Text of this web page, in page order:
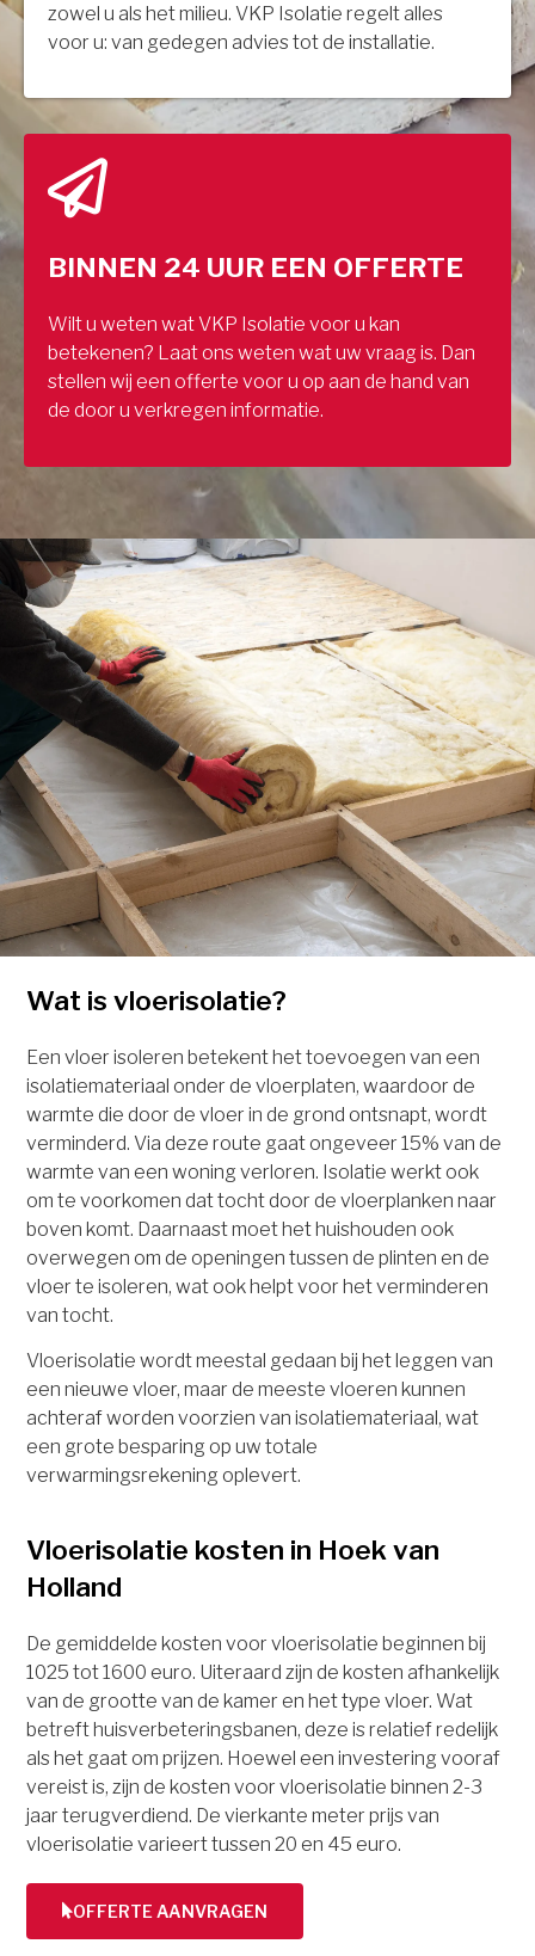
zowel u als het milieu. VKP Isolatie regelt alles
voor u: van gedegen advies tot de installatie.
BINNEN 24 UUR EEN OFFERTE
Wilt u weten wat VKP Isolatie voor u kan
betekenen? Laat ons weten wat uw vraag is. Dan
stellen wij een offerte voor u op aan de hand van
de door u verkregen informatie.
Wat is vloerisolatie?
Een vloer isoleren betekent het toevoegen van een
isolatiemateriaal onder de vloerplaten, waardoor de
warmte die door de vloer in de grond ontsnapt, wordt
verminderd. Via deze route gaat ongeveer 15% van de
warmte van een woning verloren. Isolatie werkt ook
om te voorkomen dat tocht door de vloerplanken naar
boven komt. Daarnaast moet het huishouden ook
overwegen om de openingen tussen de plinten en de
vloer te isoleren, wat ook helpt voor het verminderen
van tocht.
Vloerisolatie wordt meestal gedaan bij het leggen van
een nieuwe vloer, maar de meeste vloeren kunnen
achteraf worden voorzien van isolatiemateriaal, wat
een grote besparing op uw totale
verwarmingsrekening oplevert.
Vloerisolatie kosten in Hoek van
Holland
De gemiddelde kosten voor vloerisolatie beginnen bij
1025 tot 1600 euro. Uiteraard zijn de kosten afhankelijk
van de grootte van de kamer en het type vloer. Wat
betreft huisverbeteringsbanen, deze is relatief redelijk
als het gaat om prijzen. Hoewel een investering vooraf
vereist is, zijn de kosten voor vloerisolatie binnen 2-3
jaar terugverdiend. De vierkante meter prijs van
vloerisolatie varieert tussen 20 en 45 euro.
OFFERTE AANVRAGEN